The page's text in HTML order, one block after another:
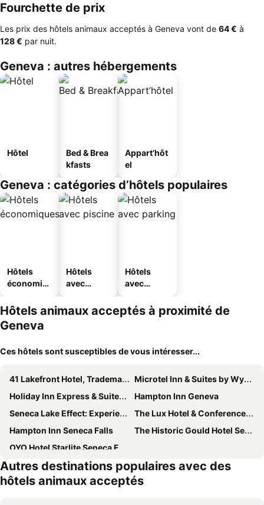
Fourchette de prix
Les prix des hôtels animaux acceptés à Geneva vont de ‎64 € à
‎128 € par nuit.
Geneva : autres hébergements
Hôtel
Bed & Brea
kfasts
Appart’hôt
el
Geneva : catégories d’hôtels populaires
Hôtels
économiq
Hôtels
avec
Hôtels
avec
Hôtels animaux acceptés à proximité de
Geneva
Ces hôtels sont susceptibles de vous intéresser...
41 Lakefront Hotel, Trademark Collection By Wyndham
Microtel Inn & Suites by Wyndham Geneva
Holiday Inn Express & Suites Geneva Finger Lakes By Ihg
Hampton Inn Geneva
Seneca Lake Effect: Experience Luxurious Lake Life
The Lux Hotel & Conference Center
Hampton Inn Seneca Falls
The Historic Gould Hotel Seneca Falls, an Ascend Collection Hotel
OYO Hotel Starlite Seneca Falls
Autres destinations populaires avec des
hôtels animaux acceptés